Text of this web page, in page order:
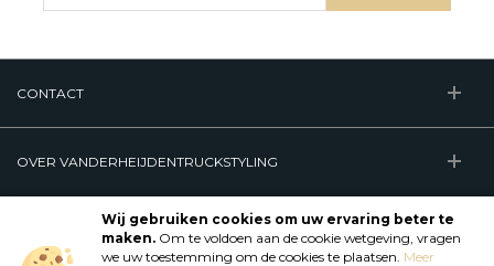
Wij gebruiken cookies om uw ervaring beter te
maken. Om te voldoen aan de cookie wetgeving, vragen
we uw toestemming om de cookies te plaatsen. Meer
CONTACT
OVER VANDERHEIJDENTRUCKSTYLING
VOLG ONS
Bekijk onze Facebook pagina
Bekijk onze Instagram pagina
Bekijk ons Tiktok account